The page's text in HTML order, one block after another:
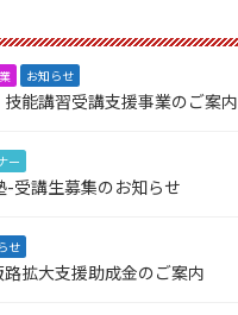
お知らせ
能講習受講支援事業のご案内
ー
受講生募集のお知らせ
せ
路拡大支援助成金のご案内